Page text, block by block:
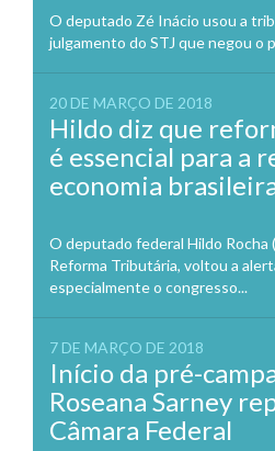
O deputado Zé Inácio usou a
julgamento do STJ que negou o
20 DE MARÇO DE 2018
Hildo diz que
é essencial para a
economia
O deputado federal Hildo Rocha
Reforma Tributária, voltou a
especialmente o congresso...
7 DE MARÇO DE 2018
Início da pré-
Roseana Sarney
Câmara Federal